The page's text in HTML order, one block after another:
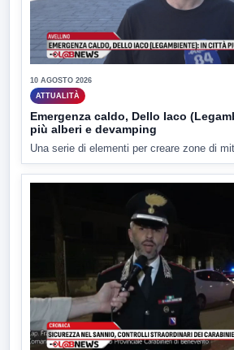
10 AGOSTO 2026
ATTUALITÀ
Emergenza caldo, Dello Iaco
più alberi e devamping
Una serie di elementi per creare zone di